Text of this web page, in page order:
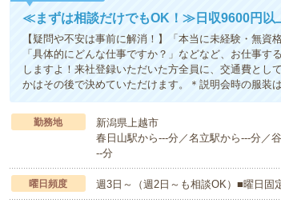
≪まずは相談だけでもOK！≫日収9600円以
【疑問や不安は事前に解消！】「本当に未経験・無
「具体的にどんな仕事ですか？」などなど、お仕事
しますよ！来社登録いただいた方全員に、交通費とし
かはその後で決めていただけます。＊説明会時の服装
勤務地
新潟県上越市
春日山駅から---分／名立駅から---分／
--分
曜日頻度 週3日～（週2日～も相談OK）■曜日固